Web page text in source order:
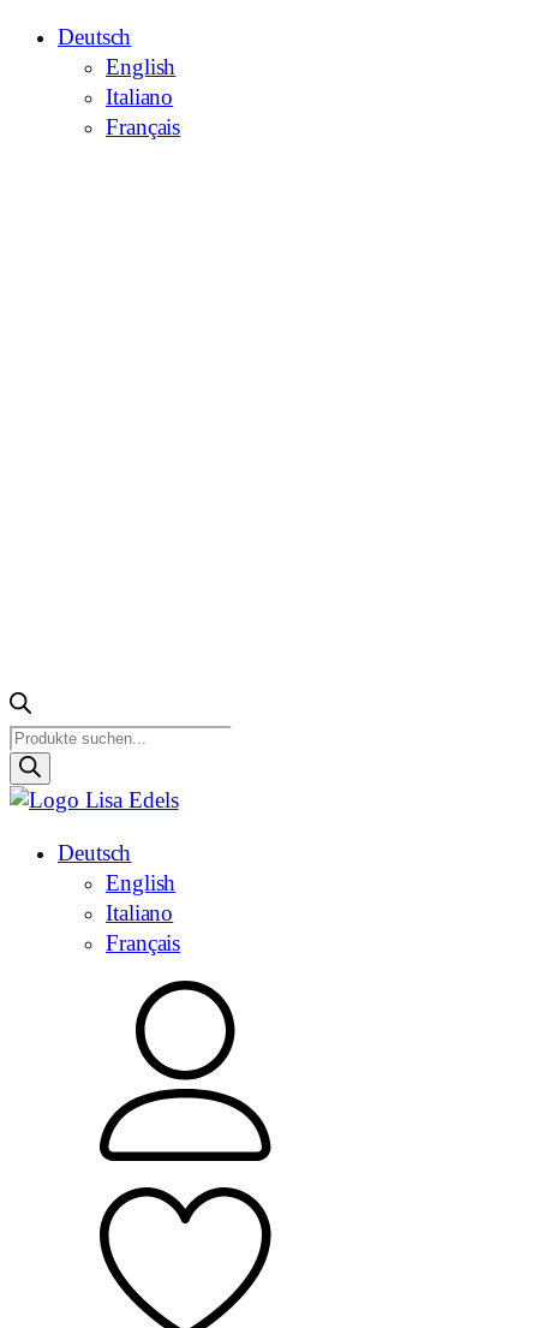
Deutsch
English
Italiano
Français
Products
search
Deutsch
English
Italiano
Français